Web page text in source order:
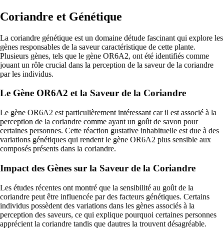
Coriandre et Génétique
La coriandre génétique est un domaine détude fascinant qui explore les
gènes responsables de la saveur caractéristique de cette plante.
Plusieurs gènes, tels que le gène OR6A2, ont été identifiés comme
jouant un rôle crucial dans la perception de la saveur de la coriandre
par les individus.
Le Gène OR6A2 et la Saveur de la Coriandre
Le gène OR6A2 est particulièrement intéressant car il est associé à la
perception de la coriandre comme ayant un goût de savon pour
certaines personnes. Cette réaction gustative inhabituelle est due à des
variations génétiques qui rendent le gène OR6A2 plus sensible aux
composés présents dans la coriandre.
Impact des Gènes sur la Saveur de la Coriandre
Les études récentes ont montré que la sensibilité au goût de la
coriandre peut être influencée par des facteurs génétiques. Certains
individus possèdent des variations dans les gènes associés à la
perception des saveurs, ce qui explique pourquoi certaines personnes
apprécient la coriandre tandis que dautres la trouvent désagréable.